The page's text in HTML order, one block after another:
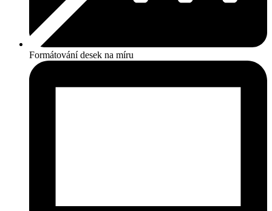
Formátování desek na míru